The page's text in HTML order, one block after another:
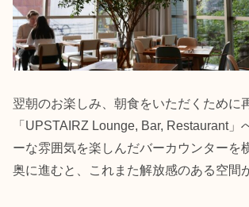
翌朝のお楽しみ、朝食をいただくために
「UPSTAIRZ Lounge, Bar, Restaurant」
ーな雰囲気を楽しんだバーカウンターを
奥に進むと、これまた解放感のある空間